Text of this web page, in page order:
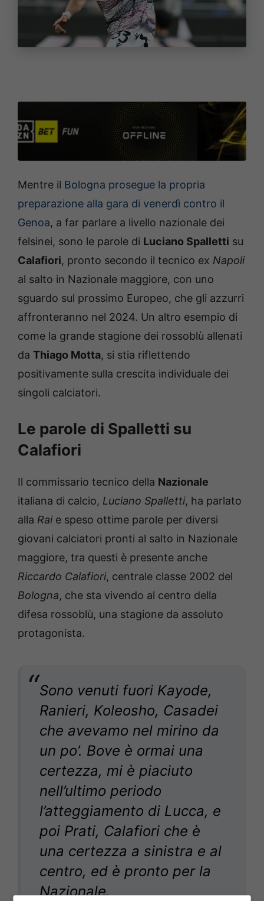
Mentre il Bologna prosegue la propria
preparazione alla gara di venerdì contro il
Genoa, a far parlare a livello nazionale dei
felsinei, sono le parole di Luciano Spalletti su
Calafiori, pronto secondo il tecnico ex Napoli
al salto in Nazionale maggiore, con uno
sguardo sul prossimo Europeo, che gli azzurri
affronteranno nel 2024. Un altro esempio di
come la grande stagione dei rossoblù allenati
da Thiago Motta, si stia riflettendo
positivamente sulla crescita individuale dei
singoli calciatori.
Le parole di Spalletti su
Calafiori
Il commissario tecnico della Nazionale
italiana di calcio, Luciano Spalletti, ha parlato
alla Raie speso ottime parole per diversi
giovani calciatori pronti al salto in Nazionale
maggiore, tra questi è presente anche
Riccardo Calafiori, centrale classe 2002 del
Bologna, che sta vivendo al centro della
difesa rossoblù, una stagione da assoluto
protagonista.
Sono venuti fuori Kayode,
Ranieri, Koleosho, Casadei
che avevamo nel mirino da
un po’. Bove è ormai una
certezza, mi è piaciuto
nell’ultimo periodo
l’atteggiamento di Lucca, e
poi Prati, Calafiori che è
una certezza a sinistra e al
centro, ed è pronto per la
Nazionale.